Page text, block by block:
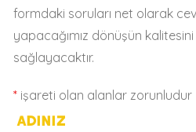
formdaki soruları net olarak
yapacağımız dönüşün kalitesini
sağlayacaktır.
* işareti olan alanlar zorunludur
ADINIZ